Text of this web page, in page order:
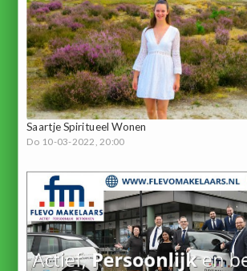
Saartje Spiritueel Wonen
Do 10-03-2022, 20:00